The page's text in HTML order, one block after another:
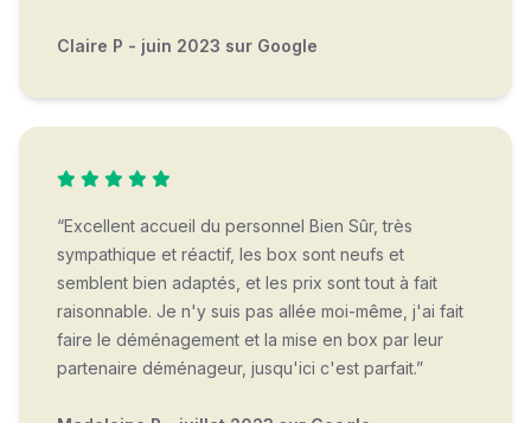
Claire P - juin 2023 sur Google
“Excellent accueil du personnel Bien Sûr, très
sympathique et réactif, les box sont neufs et
semblent bien adaptés, et les prix sont tout à fait
raisonnable. Je n'y suis pas allée moi-même, j'ai fait
faire le déménagement et la mise en box par leur
partenaire déménageur, jusqu'ici c'est parfait.”